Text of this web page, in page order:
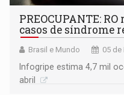
PREOCUPANTE:
casos de síndrome
Brasil e Mundo 05 de
Infogripe estima 4,7 mil
abril